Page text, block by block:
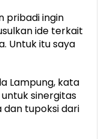
pribadi ingin
ide terkait
Untuk itu saya
Lampung, kata
sinergitas
dan tupoksi dari